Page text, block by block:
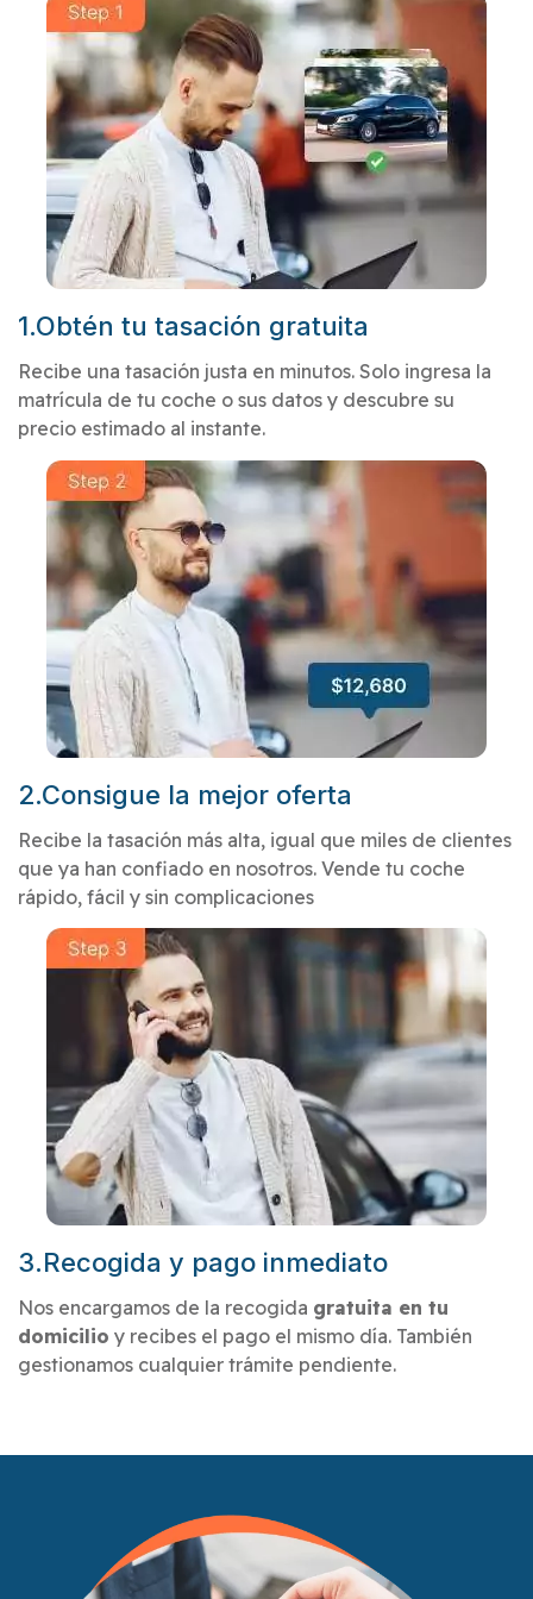
1.Obtén tu tasación gratuita
Recibe una tasación justa en minutos. Solo ingresa la
matrícula de tu coche o sus datos y descubre su
precio estimado al instante.
2.Consigue la mejor oferta
Recibe la tasación más alta, igual que miles de clientes
que ya han confiado en nosotros. Vende tu coche
rápido, fácil y sin complicaciones
3.Recogida y pago inmediato
Nos encargamos de la recogida gratuita en tu
domicilio y recibes el pago el mismo día. También
gestionamos cualquier trámite pendiente.